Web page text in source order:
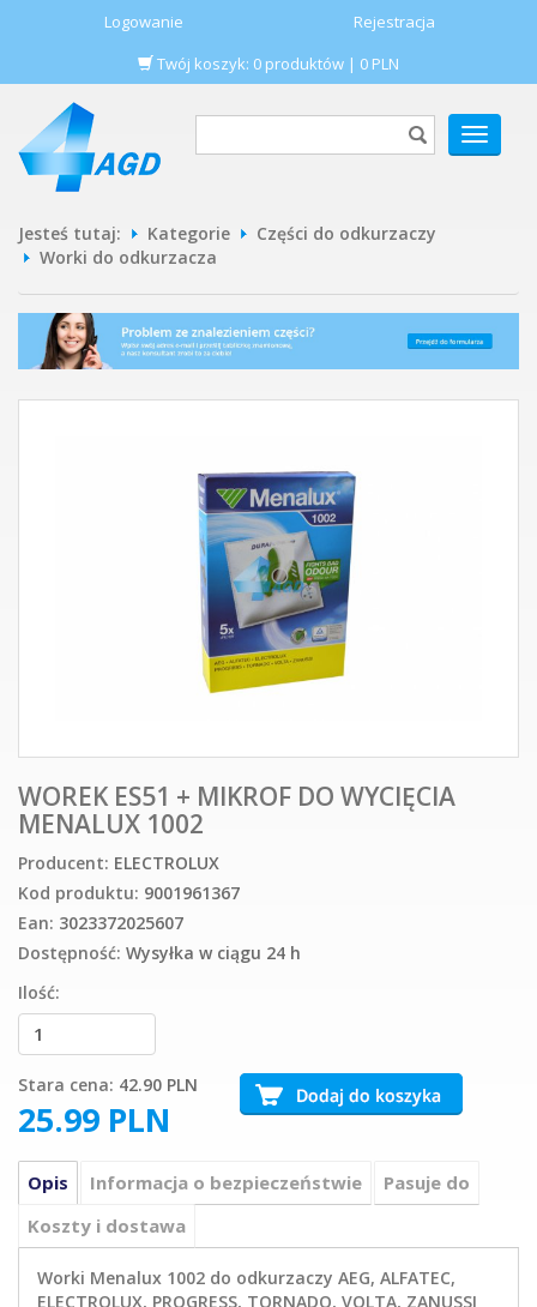
Logowanie
Rejestracja
Twój koszyk: 0 produktów | 0 PLN
POKAŻ
MENU
Jesteś tutaj: Kategorie
Części do odkurzaczy
Worki do odkurzacza
WOREK ES51 + MIKROF DO WYCIĘCIA
MENALUX 1002
Producent: ELECTROLUX
Kod produktu: 9001961367
Ean: 3023372025607
Dostępność: Wysyłka w ciągu 24 h
Ilość:
Stara cena: 42.90 PLN
25.99 PLN
Opis Informacja o bezpieczeństwie
Pasuje do
Koszty i dostawa
Worki Menalux 1002 do odkurzaczy AEG, ALFATEC,
ELECTROLUX, PROGRESS, TORNADO, VOLTA, ZANUSSI